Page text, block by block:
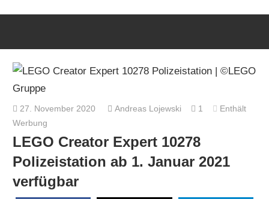
27. November 2020 Andreas Lojewski 1
Enthält
Werbung
LEGO Creator Expert 10278
Polizeistation ab 1. Januar 2021
verfügbar